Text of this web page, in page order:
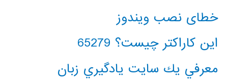
خطای نصب ویندوز
این کاراکتر چیست؟ 65279
معرفي يك سايت يادگيري زبان